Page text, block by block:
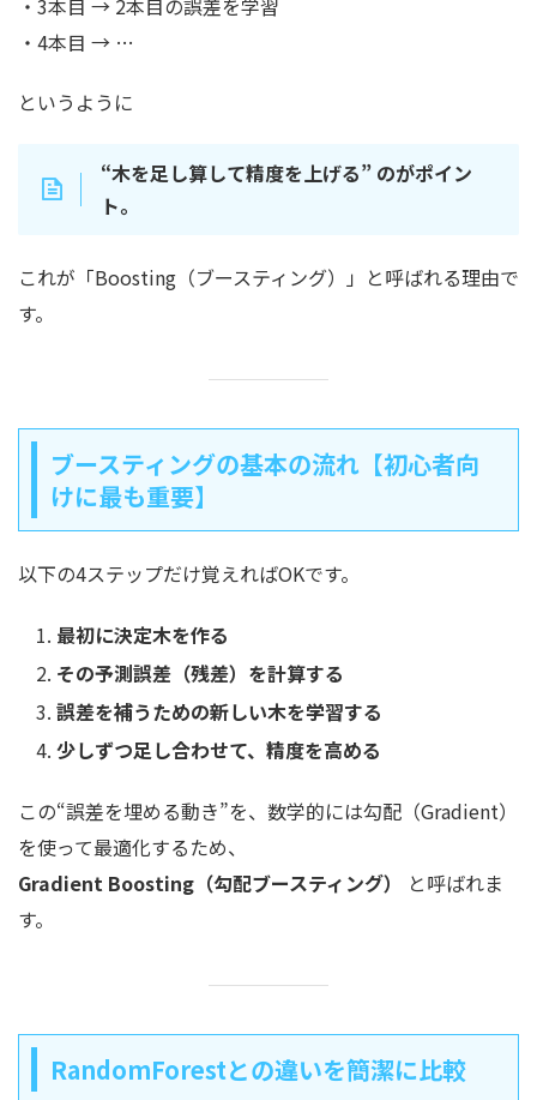
・3本目 → 2本目の誤差を学習
・4本目 → …
というように
“木を足し算して精度を上げる” のがポイン
ト。
これが「Boosting（ブースティング）」と呼ばれる理由で
す。
ブースティングの基本の流れ【初心者向
けに最も重要】
以下の4ステップだけ覚えればOKです。
最初に決定木を作る
その予測誤差（残差）を計算する
誤差を補うための新しい木を学習する
少しずつ足し合わせて、精度を高める
この“誤差を埋める動き”を、数学的には勾配（Gradient）
を使って最適化するため、
Gradient Boosting（勾配ブースティング）
と呼ばれま
す。
RandomForestとの違いを簡潔に比較